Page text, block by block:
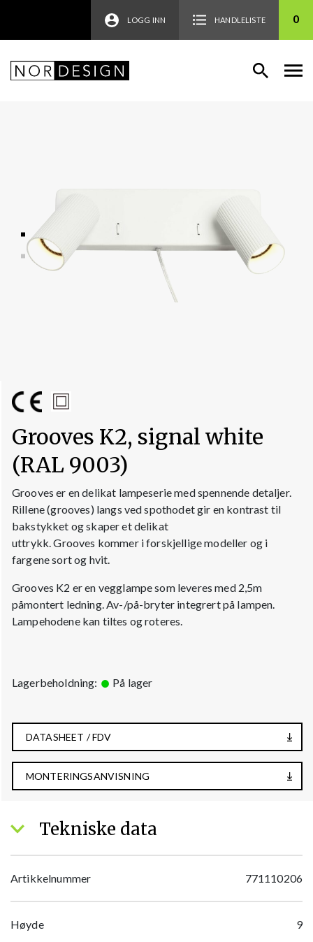
LOGG INN HANDLELISTE 0
Grooves K2, signal white
(RAL 9003)
Grooves er en delikat lampeserie med spennende detaljer.
Rillene (grooves) langs ved spothodet gir en kontrast til
bakstykket og skaper et delikat
uttrykk. Grooves kommer i forskjellige modeller og i
fargene sort og hvit.
Grooves K2 er en vegglampe som leveres med 2,5m
påmontert ledning. Av-/på-bryter integrert på lampen.
Lampehodene kan tiltes og roteres.
Lagerbeholdning: På lager
DATASHEET / FDV
MONTERINGSANVISNING
Tekniske data
Artikkelnummer 771110206
Høyde 9